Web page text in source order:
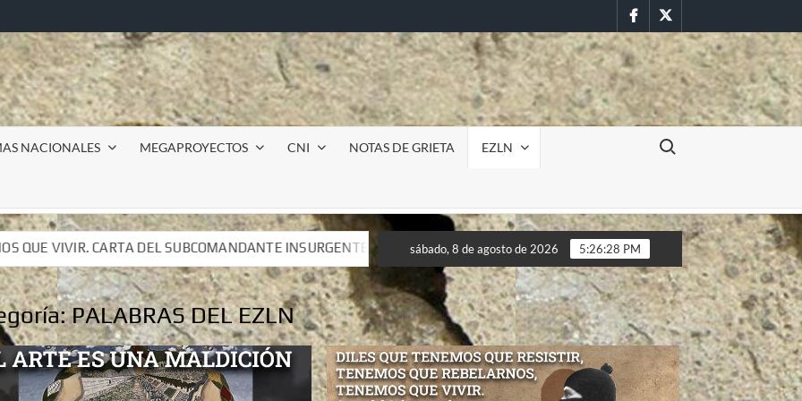
FacebookTwitter
NACIONALES MEGAPROYECTOS CNI NOTAS DE GRIETA EZLN
Buscar:
INSURGENTE MOISÉS A LUIS DE TAVIRA
Incursión militar en la UAEM (Morelos) durante paro estudiantil
INSURGENTE MOISÉS A LUIS DE TAVIRA
Incursión militar en la UAEM (Morelos) durante paro estudiantil
sábado, 8 de agosto de 2026 5:26:30 PM
PALABRAS DEL EZLN